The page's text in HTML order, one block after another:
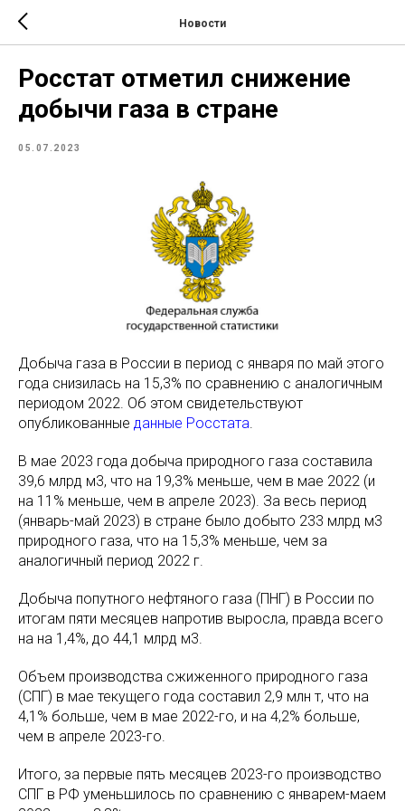
Новости
Росстат отметил снижение
добычи газа в стране
05.07.2023
Добыча газа в России в период с января по май этого
года снизилась на 15,3% по сравнению с аналогичным
периодом 2022. Об этом свидетельствуют
опубликованные данные Росстата.
В мае 2023 года добыча природного газа составила
39,6 млрд м3, что на 19,3% меньше, чем в мае 2022 (и
на 11% меньше, чем в апреле 2023). За весь период
(январь-май 2023) в стране было добыто 233 млрд м3
природного газа, что на 15,3% меньше, чем за
аналогичный период 2022 г.
Добыча попутного нефтяного газа (ПНГ) в России по
итогам пяти месяцев напротив выросла, правда всего
на на 1,4%, до 44,1 млрд м3.
Объем производства сжиженного природного газа
(СПГ) в мае текущего года составил 2,9 млн т, что на
4,1% больше, чем в мае 2022-го, и на 4,2% больше,
чем в апреле 2023-го.
Итого, за первые пять месяцев 2023-го производство
СПГ в РФ уменьшилось по сравнению с январем-маем